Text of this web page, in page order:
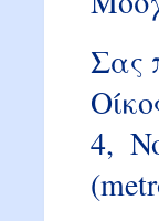
Σας
4,